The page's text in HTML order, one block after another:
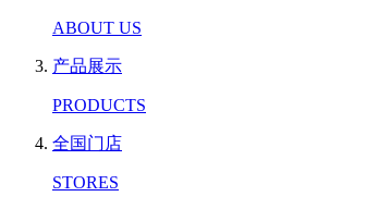
ABOUT US
产品展示
PRODUCTS
全国门店
STORES